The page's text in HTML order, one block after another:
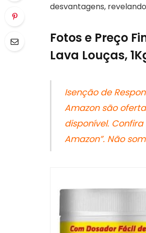
desvantagens,
Fotos e Preço
Lava Louças,
Isenção de
Amazon são
disponível.
Amazon”. Não